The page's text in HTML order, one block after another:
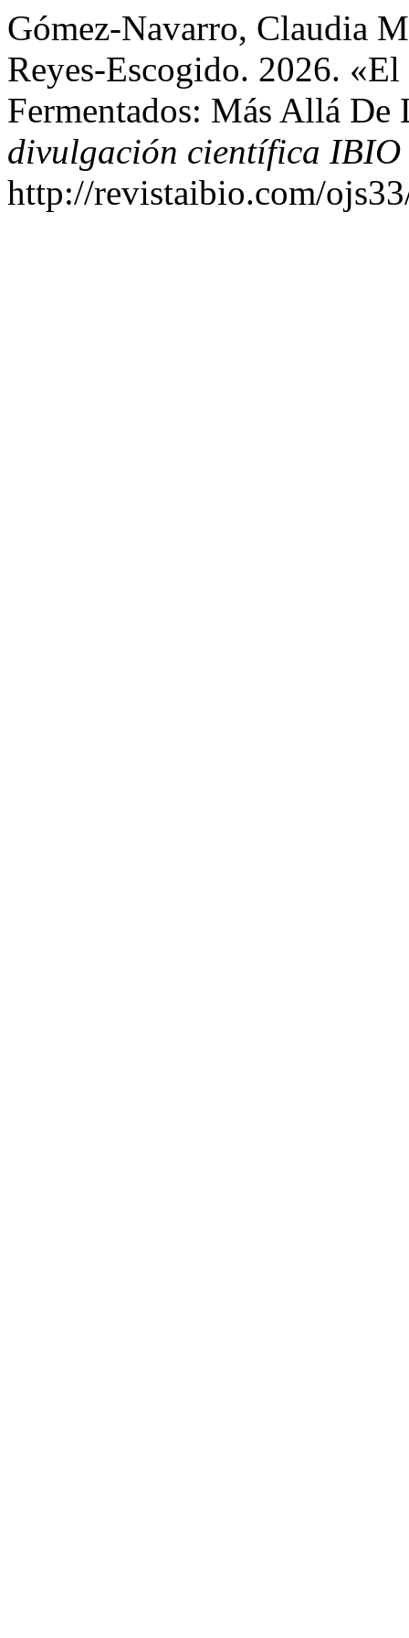
Gómez-Navarro, Claudia
Reyes-Escogido. 2026.
Fermentados: Más Allá
divulgación científica IBIO
http://revistaibio.com/